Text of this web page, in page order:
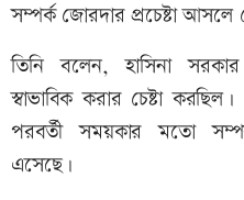
সম্পর্ক জোরদার প্রচেষ্টা
তিনি বলেন, হাসিনা সরকার
স্বাভাবিক করার চেষ্টা
পরবর্তী সময়কার মতো
এসেছে।